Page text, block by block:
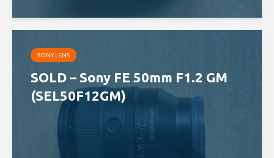
SONY LENS
SOLD – Sony FE 50mm F1.2 GM
(SEL50F12GM)